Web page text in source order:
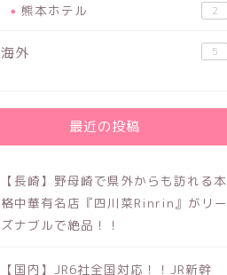
熊本ホテル 2
海外 5
最近の投稿
【長崎】野母崎で県外からも訪れる本
格中華有名店『四川菜Rinrin』がリー
ズナブルで絶品！！
【国内】JR6社全国対応！！JR新幹